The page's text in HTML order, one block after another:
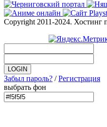
Copyright 2011-2024. Хостинг
Забыл пароль? /Регистрация
выбрать фон